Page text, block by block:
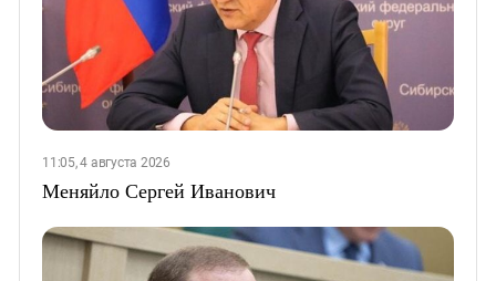
11:05, 4 августа 2026
Меняйло Сергей Иванович